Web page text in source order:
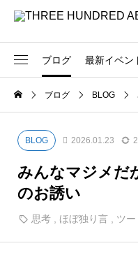
ブログ 最新イベン
300 POSTO OSAKA
BLOG
イベント
お客様
お知らせ
2026
- 2026.05
- 2026.04
- 2026.03
ブログ BLOG
BLOG 2026.01.23
みんなマジメだ
のお誘い
思考 , ほぼ独り言 , ツ